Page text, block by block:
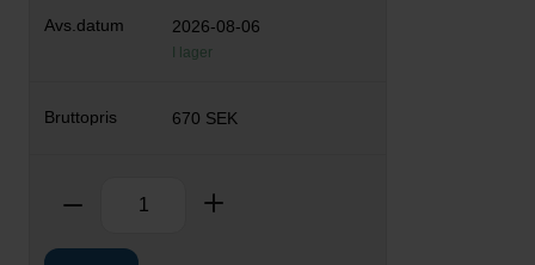
2026-08-06
I lager
670 SEK
Ta bort